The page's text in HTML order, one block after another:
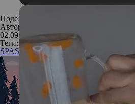
Поделиться:
Автор:
02.09.2017
Теги:
SPASPA-курортыМальдивы